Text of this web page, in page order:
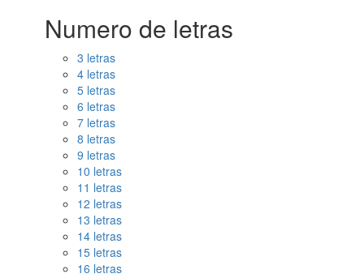
Numero de letras
3 letras
4 letras
5 letras
6 letras
7 letras
8 letras
9 letras
10 letras
11 letras
12 letras
13 letras
14 letras
15 letras
16 letras